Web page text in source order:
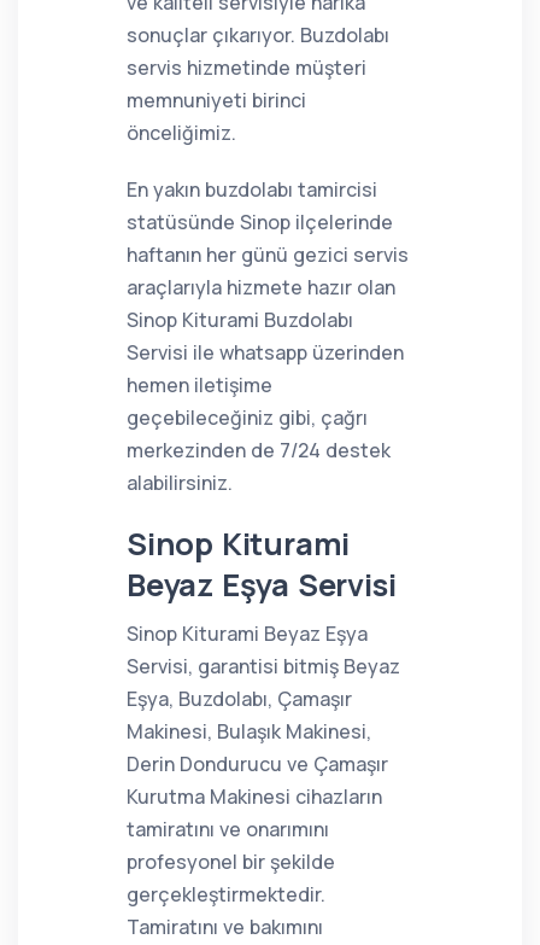
sonuçlar çıkarıyor. Buzdolabı
servis hizmetinde müşteri
memnuniyeti birinci
önceliğimiz.
En yakın buzdolabı tamircisi
statüsünde Sinop ilçelerinde
haftanın her günü gezici servis
araçlarıyla hizmete hazır olan
Sinop Kiturami Buzdolabı
Servisi ile whatsapp üzerinden
hemen iletişime
geçebileceğiniz gibi, çağrı
merkezinden de 7/24 destek
alabilirsiniz.
Sinop Kiturami
Beyaz Eşya Servisi
Sinop Kiturami Beyaz Eşya
Servisi, garantisi bitmiş Beyaz
Eşya, Buzdolabı, Çamaşır
Makinesi, Bulaşık Makinesi,
Derin Dondurucu ve Çamaşır
Kurutma Makinesi cihazların
tamiratını ve onarımını
profesyonel bir şekilde
gerçekleştirmektedir.
Tamiratını ve bakımını